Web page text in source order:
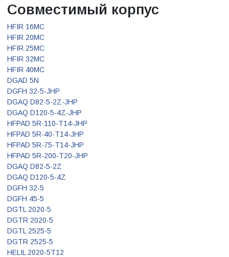
Совместимый корпус
HFIR 16MC
HFIR 20MC
HFIR 25MC
HFIR 32MC
HFIR 40MC
DGAD 5N
DGFH 32-5-JHP
DGAQ D82-5-2Z-JHP
DGAQ D120-5-4Z-JHP
HFPAD 5R-110-T14-JHP
HFPAD 5R-40-T14-JHP
HFPAD 5R-75-T14-JHP
HFPAD 5R-200-T20-JHP
DGAQ D82-5-2Z
DGAQ D120-5-4Z
DGFH 32-5
DGFH 45-5
DGTL 2020-5
DGTR 2020-5
DGTL 2525-5
DGTR 2525-5
HELIL 2020-5T12